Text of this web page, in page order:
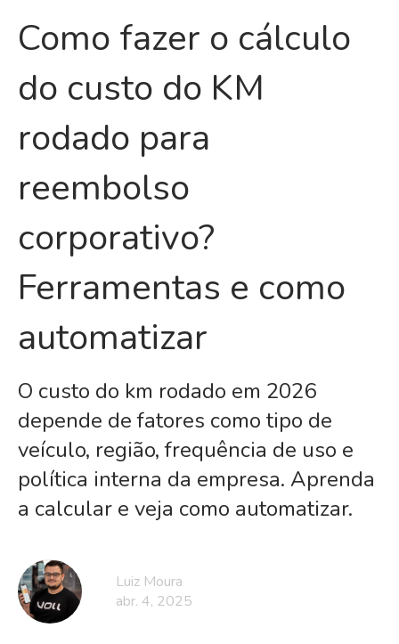
Como fazer o cálculo
do custo do KM
rodado para
reembolso
corporativo?
Ferramentas e como
automatizar
O custo do km rodado em 2026
depende de fatores como tipo de
veículo, região, frequência de uso e
política interna da empresa. Aprenda
a calcular e veja como automatizar.
Luiz Moura
abr. 4, 2025